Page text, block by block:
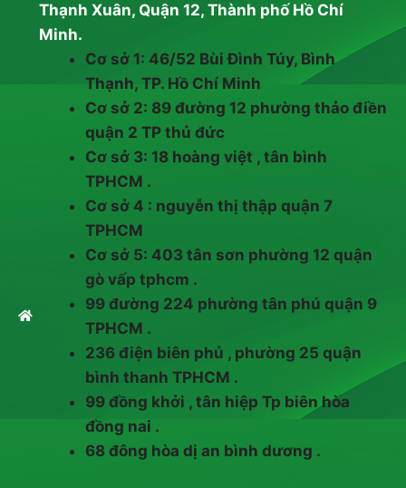
Thạnh Xuân, Quận 12, Thành phố Hồ Chí
Minh.
Cơ sở 1: 46/52 Bùi Đình Túy, Bình
Thạnh, TP. Hồ Chí Minh
Cơ sở 2: 89 đường 12 phường thảo điền
quận 2 TP thủ đức
Cơ sở 3: 18 hoàng việt , tân bình
TPHCM .
Cơ sở 4 : nguyễn thị thập quận 7
TPHCM
Cơ sở 5: 403 tân sơn phường 12 quận
gò vấp tphcm .
99 đường 224 phường tân phú quận 9
TPHCM .
236 điện biên phủ , phường 25 quận
bình thanh TPHCM .
99 đồng khởi , tân hiệp Tp biên hòa
đồng nai .
68 đông hòa dị an bình dương .